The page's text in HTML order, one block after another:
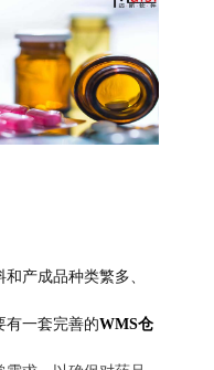
产成品种类繁多、
有一套完善的WMS仓